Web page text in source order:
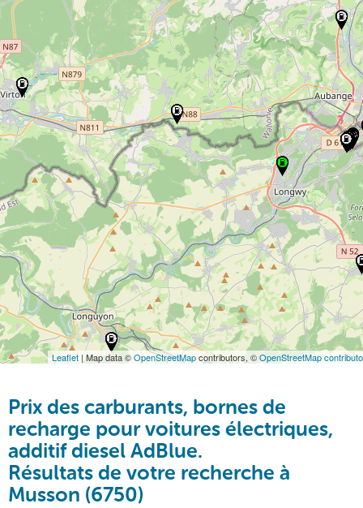
Leaflet | Map data ©OpenStreetMapcontributors, ©OpenStreetMap
Prix des carburants, bornes de
recharge pour voitures électriques,
additif diesel AdBlue.
Résultats de votre recherche à
Musson (6750)